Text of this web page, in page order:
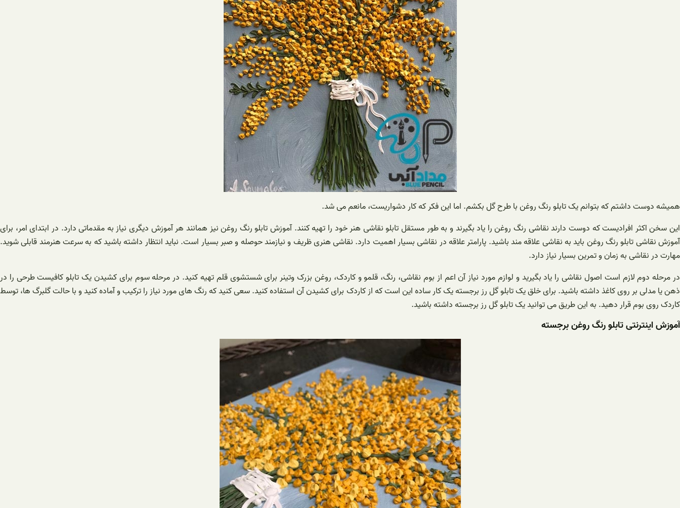
همیشه دوست داشتم که بتوانم یک تابلو رنگ روغن با طرح گل بکشم. اما این فکر که کار دشواریست، مانعم می شد.
این سخن اکثر افرادیست که دوست دارند نقاشی رنگ روغن را یاد بگیرند و به طور مستقل تابلو نقاشی هنر خود را تهیه کنند. آموزش تابلو رنگ روغن نیز همانند هر آموزش دیگری نیاز به مقدماتی دارد. در ابتدای امر، برای
آموزش نقاشی تابلو رنگ روغن باید به نقاشی علاقه مند باشید. پارامتر علاقه در نقاشی بسیار اهمیت دارد. نقاشی هنری ظریف و نیازمند حوصله و صبر بسیار است. نباید انتظار داشته باشید که به سرعت هنرمند قابلی شوید.
مهارت در نقاشی به زمان و تمرین بسیار نیاز دارد.
در مرحله دوم لازم است اصول نقاشی را یاد بگیرید و لوازم مورد نیاز آن اعم از بوم نقاشی، رنگ، قلمو و کاردک، روغن بزرک وتینر برای شستشوی قلم تهیه کنید. در مرحله سوم برای کشیدن یک تابلو کافیست طرحی را در
ذهن یا مدلی بر روی کاغذ داشته باشید. برای خلق یک تابلو گل رز برجسته یک کار ساده این است که از کاردک برای کشیدن آن استفاده کنید. سعی کنید که رنگ های مورد نیاز را ترکیب و آماده کنید و با حالت گلبرگ ها، توسط
کاردک روی بوم قرار دهید. به این طریق می توانید یک تابلو گل رز برجسته داشته باشید.
آموزش اینترنتی تابلو رنگ روغن برجسته